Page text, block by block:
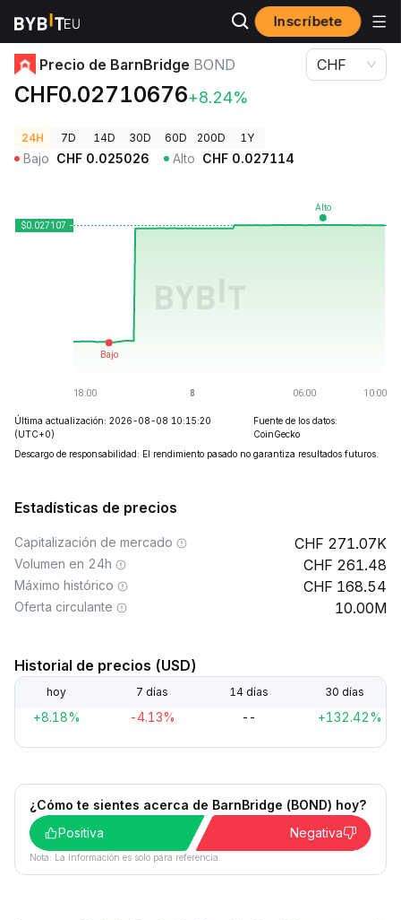
Inscríbete
Precios de Criptomonedas Precio de BarnBridge BOND
Precio de BarnBridge BOND
CHF0.02710676+8.24%
CHF
24H 7D 14D 30D 60D 200D 1Y
Bajo CHF 0.025026 Alto CHF 0.027114
Última actualización: 2026-08-08 10:15:20
(UTC+0)
Fuente de los datos:
CoinGecko
Descargo de responsabilidad: El rendimiento pasado no garantiza resultados futuros.
Estadísticas de precios
Capitalización de mercado 271.07K
Volumen en 24h 261.48
Máximo histórico 168.54
Oferta circulante 10.00M
Historial de precios (USD)
hoy 7 días 14 días 30 días
+8.18% -4.13% -- +132.42%
¿Cómo te sientes acerca de BarnBridge (BOND) hoy?
Positiva
Negativa
Nota: La información es solo para referencia.